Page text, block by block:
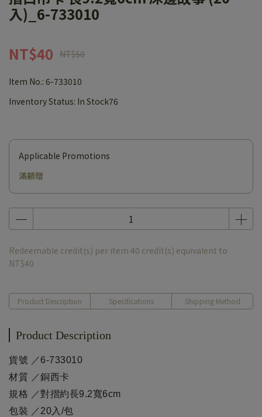
入)_6-733010
NT$40 NT$50
Item No.: 6-733010
Inventory Status: In Stock76
Applicable Promotions
滿額贈
Redeemable credit(s) per item 40 credit(s) equivalent to
NT$40
Product Description Specifications Shipping Method
Product Description
貨號 ／6-733010
材質 ／銅西卡
規格 ／對摺約長9.2寬6cm
包裝 ／20入/包